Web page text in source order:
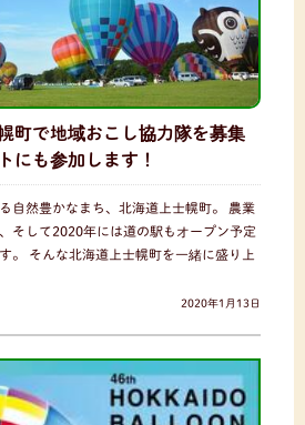
町で地域おこし協力隊を募集
にも参加します！
自然豊かなまち、北海道上士幌町。 農業
そして2020年には道の駅もオープン予定
。 そんな北海道上士幌町を一緒に盛り上
2020年1月13日